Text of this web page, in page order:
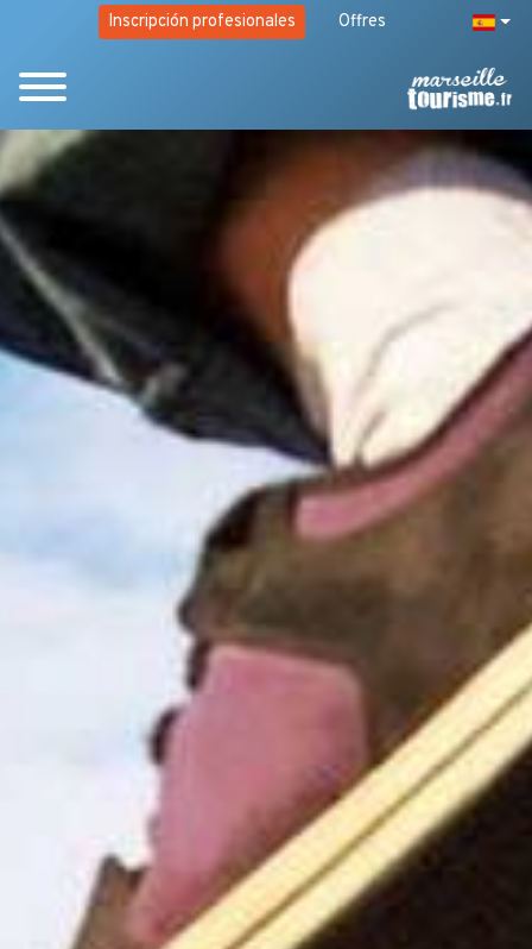
Inscripción profesionales Offres